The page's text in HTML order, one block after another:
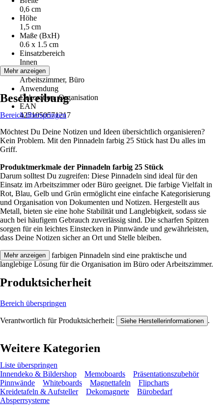
0,6 cm
Höhe
1,5 cm
Maße (BxH)
0.6 x 1.5 cm
Einsatzbereich
Innen
Räume
Arbeitszimmer, Büro
Anwendung
Dekoration, Organisation
EAN
4251050571217
Mehr anzeigen
Beschreibung
Bereich überspringen
Möchtest Du Deine Notizen und Ideen übersichtlich organisieren?
Kein Problem. Mit den Pinnadeln farbig 25 Stück hast Du alles im
Griff.
Produktmerkmale der Pinnadeln farbig 25 Stück
Darum solltest Du zugreifen: Diese Pinnadeln sind ideal für den
Einsatz im Arbeitszimmer oder Büro geeignet. Die farbige Vielfalt in
Rot, Blau, Gelb und Grün ermöglicht eine einfache Kategorisierung
und Organisation von Dokumenten und Notizen. Hergestellt aus
Metall, bieten sie eine hohe Stabilität und Langlebigkeit, sodass sie
auch bei häufigem Gebrauch zuverlässig sind. Die scharfen Spitzen
sorgen für ein leichtes Einstecken in Pinnwände und gewährleisten,
dass Deine Notizen sicher an Ort und Stelle bleiben.
Festgezurrt: Die farbigen Pinnadeln sind eine praktische und
langlebige Lösung für die Organisation im Büro oder Arbeitszimmer.
Mehr anzeigen
Produktsicherheit
Bereich überspringen
Verantwortlich für Produktsicherheit: Siehe Herstellerinformationen .
Weitere Kategorien
Liste überspringen
Innendeko & Bildershop
Memoboards
Präsentationszubehör
Pinnwände
Whiteboards Magnettafeln
Flipcharts
Kreidetafeln & Aufsteller
Dekomagnete
Bürobedarf
Absperrsysteme